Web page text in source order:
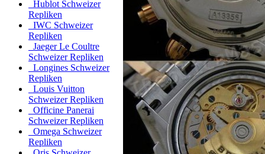
Hublot Schweizer
Repliken
IWC Schweizer
Repliken
Jaeger Le Coultre
Schweizer Repliken
Longines Schweizer
Repliken
Louis Vuitton
Schweizer Repliken
Officine Panerai
Schweizer Repliken
Omega Schweizer
Repliken